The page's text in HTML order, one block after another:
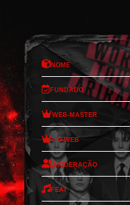
Nome
Fundado
Web-Master
Co-Web
Moderação
Feat